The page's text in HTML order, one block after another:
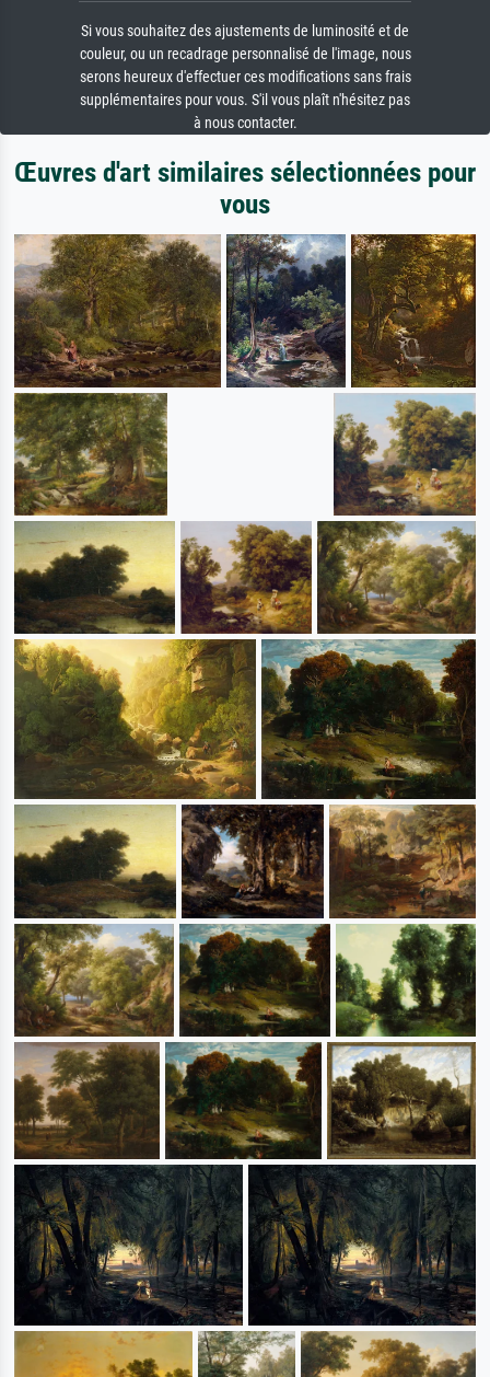
Si vous souhaitez des ajustements de luminosité et de
couleur, ou un recadrage personnalisé de l'image, nous
serons heureux d'effectuer ces modifications sans frais
supplémentaires pour vous. S'il vous plaît n'hésitez pas
à nous contacter.
Œuvres d'art similaires sélectionnées pour
vous